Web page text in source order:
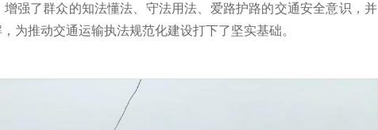
强了群众的知法懂法、守法用法、爱路护路的交通安全意识，并
为推动交通运输执法规范化建设打下了坚实基础。